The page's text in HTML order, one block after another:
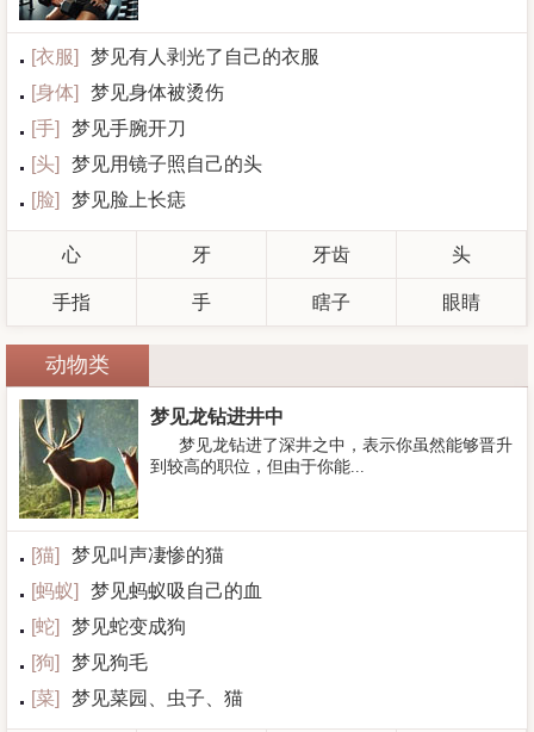
[衣服]
梦见有人剥光了自己的衣服
[身体]
梦见身体被烫伤
[手]
梦见手腕开刀
[头]
梦见用镜子照自己的头
[脸] 梦见脸上长痣
心 牙 牙齿 头
手指 手 瞎子 眼睛
动物类
梦见龙钻进井中
梦见龙钻进了深井之中，表示你虽然能够晋升
到较高的职位，但由于你能...
[猫]
梦见叫声凄惨的猫
[蚂蚁]
梦见蚂蚁吸自己的血
[蛇]
梦见蛇变成狗
[狗]
梦见狗毛
[菜] 梦见菜园、虫子、猫